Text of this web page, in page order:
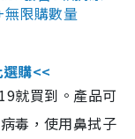
限購數量
購<<
就買到。產品可
毒，使用鼻拭子